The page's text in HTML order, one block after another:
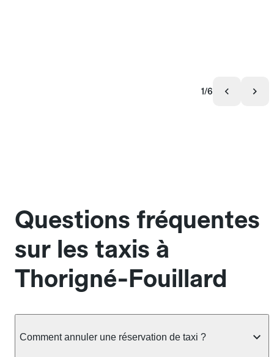
1/6
Questions fréquentes
sur les taxis à
Thorigné-Fouillard
Comment annuler une réservation de taxi ?